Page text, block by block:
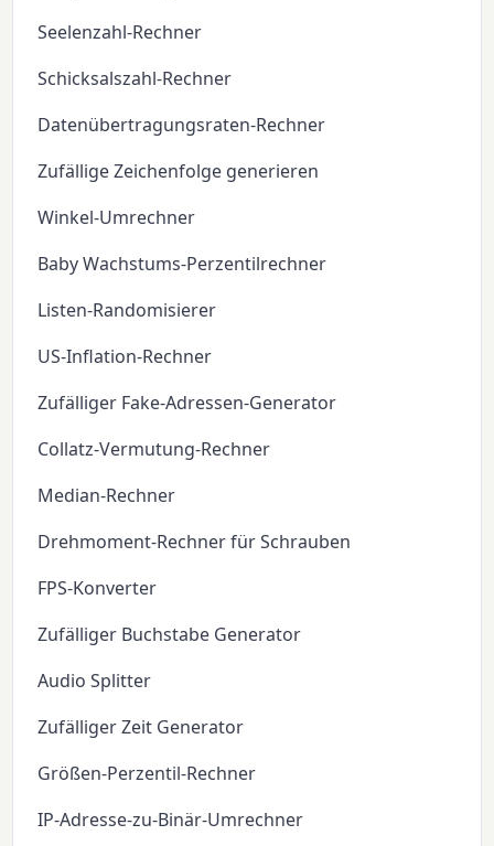
Seelenzahl-Rechner
Schicksalszahl-Rechner
Datenübertragungsraten-Rechner
Zufällige Zeichenfolge generieren
Winkel-Umrechner
Baby Wachstums-Perzentilrechner
Listen-Randomisierer
US-Inflation-Rechner
Zufälliger Fake-Adressen-Generator
Collatz-Vermutung-Rechner
Median-Rechner
Drehmoment-Rechner für Schrauben
FPS-Konverter
Zufälliger Buchstabe Generator
Audio Splitter
Zufälliger Zeit Generator
Größen-Perzentil-Rechner
IP-Adresse-zu-Binär-Umrechner